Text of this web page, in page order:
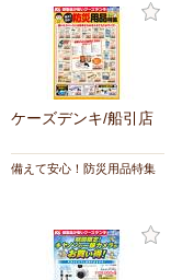
ケーズデンキ/船引店
備えて安心！防災用品特集